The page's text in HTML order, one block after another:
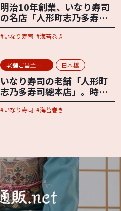
明治10年創業、いなり寿司
の名店「人形町志乃多寿司
總本店」。長く愛され続け
る味の秘密
いなり寿司 海苔巻き
老舗ご当主インタビュー 日本橋
いなり寿司の老舗「人形町
志乃多寿司總本店」。時代
に合わせて変えるもの、そ
して絶対に変えないもの
いなり寿司 海苔巻き